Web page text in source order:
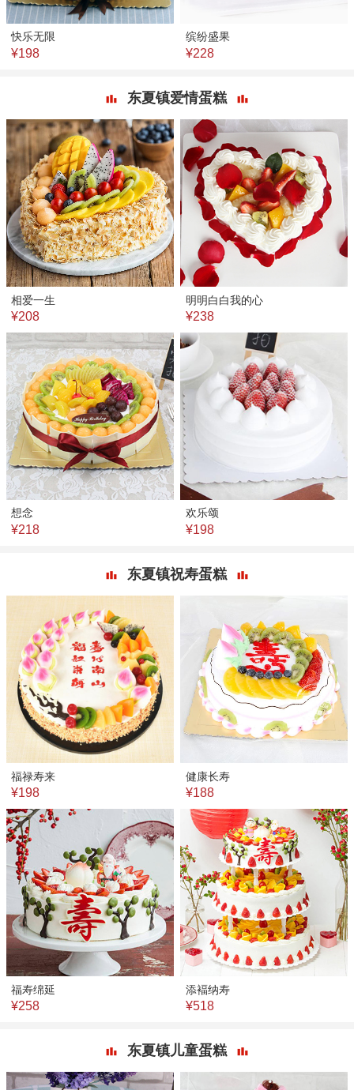
快乐无限
¥198
缤纷盛果
¥228
东夏镇爱情蛋糕
相爱一生
¥208
明明白白我的心
¥238
想念
¥218
欢乐颂
¥198
东夏镇祝寿蛋糕
福禄寿来
¥198
健康长寿
¥188
福寿绵延
¥258
添褔纳寿
¥518
东夏镇儿童蛋糕